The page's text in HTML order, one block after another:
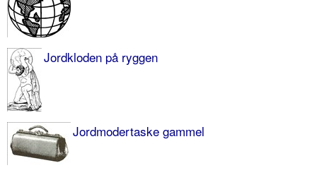
Jordkloden på ryggen
Jordmodertaske gammel